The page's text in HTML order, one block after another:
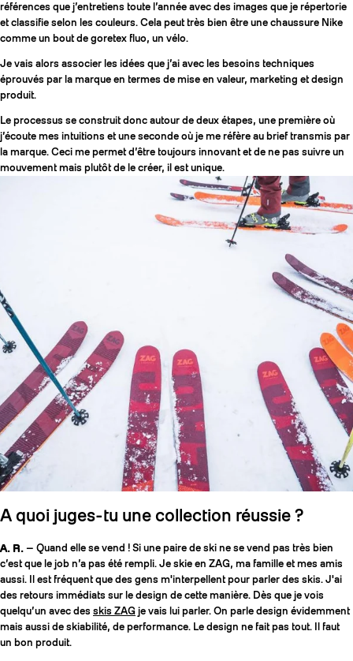
références que j’entretiens toute l’année avec des images que je répertorie
et classifie selon les couleurs. Cela peut très bien être une chaussure Nike
comme un bout de goretex fluo, un vélo.
Je vais alors associer les idées que j’ai avec les besoins techniques
éprouvés par la marque en termes de mise en valeur, marketing et design
produit.
Le processus se construit donc autour de deux étapes, une première où
j’écoute mes intuitions et une seconde où je me réfère au brief transmis par
la marque. Ceci me permet d’être toujours innovant et de ne pas suivre un
mouvement mais plutôt de le créer, il est unique.
A quoi juges-tu une collection réussie ?
A. R. — Quand elle se vend ! Si une paire de ski ne se vend pas très bien
c’est que le job n’a pas été rempli. Je skie en ZAG, ma famille et mes amis
aussi. Il est fréquent que des gens m'interpellent pour parler des skis. J'ai
des retours immédiats sur le design de cette manière. Dès que je vois
quelqu’un avec des skis ZAG je vais lui parler. On parle design évidemment
mais aussi de skiabilité, de performance. Le design ne fait pas tout. Il faut
un bon produit.